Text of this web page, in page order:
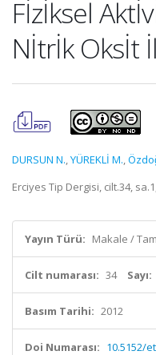
Fİzİksel
Nİtrİk Oksİt
DURSUN N.,YÜREKLİ M.,
Erciyes Tip Dergisi, cilt.34,
Yayın Türü: Makale /
Cilt numarası: 34 Sayı:
Basım Tarihi: 2012
Doi Numarası: 10.5152/